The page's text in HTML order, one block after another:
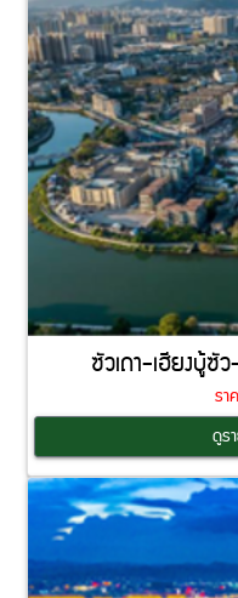
ซัวเถา-เฮียงบู้ซั
รา
ดูร